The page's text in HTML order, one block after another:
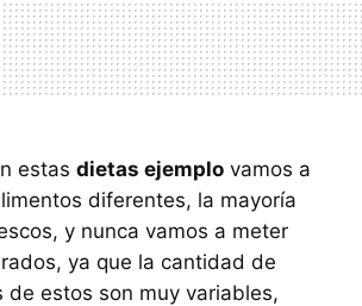
estas dietas ejemplo vamos a
diferentes, la mayoría
y nunca vamos a meter
ya que la cantidad de
de estos son muy variables,